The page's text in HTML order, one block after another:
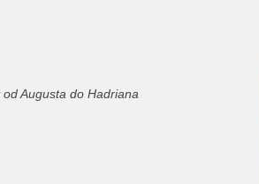
Augusta do Hadriana